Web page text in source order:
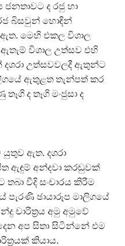
ද රජු හා
බිසවුන් හොඳින්
මෙහි එකල විශාල
විශාල උත්සව එහි
උත්සවවලදී ඇතුන්ට
ඇතුළත තැන්පත් කර
ද තෑගි මංජුසා ද
ඇත. දශරා
ඇඳුම් අන්දවා කරඬුවක්
වීදි සංචාරය කිරීම
පැරණි ඡායාරූප මාලිගයේ
චාරිත්‍රය අමු අමුවේ
අප සිතා සිටින්නේ එම
කියාය.